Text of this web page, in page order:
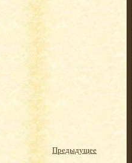
Предыдущее